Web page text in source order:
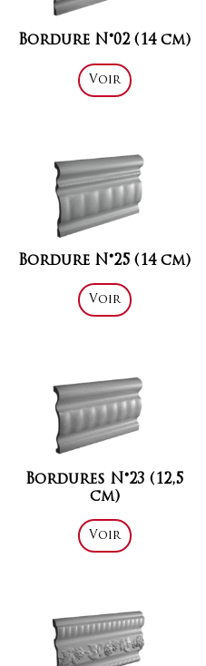
Bordure N°02 (14 cm)
Voir
Bordure N°25 (14 cm)
Voir
Bordures N°23 (12,5
cm)
Voir